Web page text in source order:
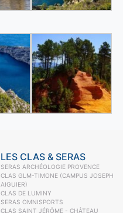
LES CLAS & SERAS
SERAS ARCHÉOLOGIE PROVENCE
CLAS GLM-TIMONE (CAMPUS JOSEPH
AIGUIER)
CLAS DE LUMINY
SERAS OMNISPORTS
CLAS SAINT JÉRÔME - CHÂTEAU